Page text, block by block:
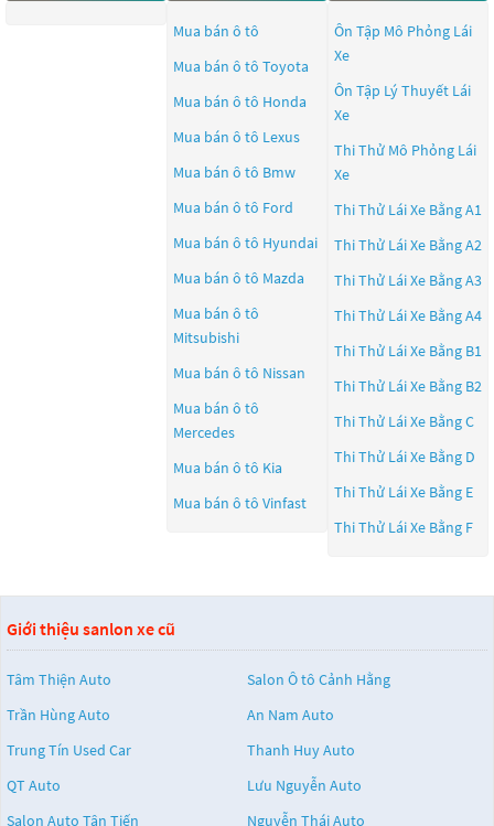
Mua bán ô tô
Mua bán ô tô Toyota
Mua bán ô tô Honda
Mua bán ô tô Lexus
Mua bán ô tô Bmw
Mua bán ô tô Ford
Mua bán ô tô Hyundai
Mua bán ô tô Mazda
Mua bán ô tô
Mitsubishi
Mua bán ô tô Nissan
Mua bán ô tô
Mercedes
Mua bán ô tô Kia
Mua bán ô tô Vinfast
Ôn Tập Mô Phỏng Lái
Xe
Ôn Tập Lý Thuyết Lái
Xe
Thi Thử Mô Phỏng Lái
Xe
Thi Thử Lái Xe Bằng A1
Thi Thử Lái Xe Bằng A2
Thi Thử Lái Xe Bằng A3
Thi Thử Lái Xe Bằng A4
Thi Thử Lái Xe Bằng B1
Thi Thử Lái Xe Bằng B2
Thi Thử Lái Xe Bằng C
Thi Thử Lái Xe Bằng D
Thi Thử Lái Xe Bằng E
Thi Thử Lái Xe Bằng F
Giới thiệu sanlon xe cũ
Tâm Thiện Auto
Salon Ô tô Cảnh Hằng
Trần Hùng Auto
An Nam Auto
Trung Tín Used Car
Thanh Huy Auto
QT Auto
Lưu Nguyễn Auto
Salon Auto Tân Tiến
Nguyễn Thái Auto